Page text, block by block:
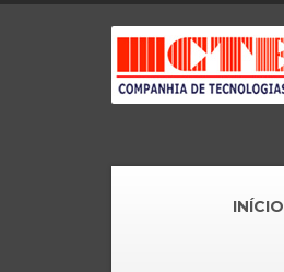
INÍCIO